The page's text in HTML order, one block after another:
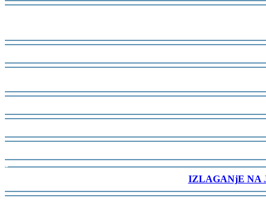
-
-
-
-
-
-
-
IZLAGANjE NA
-